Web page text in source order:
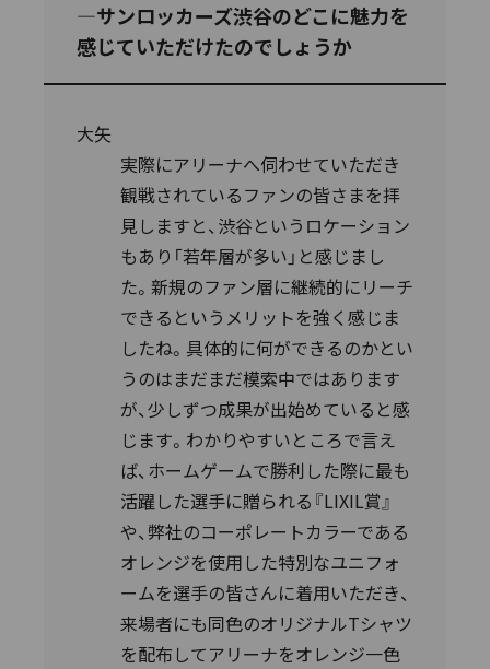
―サンロッカーズ渋谷のどこに魅力を
感じていただけたのでしょうか
大矢
実際にアリーナへ伺わせていただき
観戦されているファンの皆さまを拝
見しますと、渋谷というロケーション
もあり「若年層が多い」と感じまし
た。新規のファン層に継続的にリーチ
できるというメリットを強く感じま
したね。具体的に何ができるのかとい
うのはまだまだ模索中ではあります
が、少しずつ成果が出始めていると感
じます。わかりやすいところで言え
ば、ホームゲームで勝利した際に最も
活躍した選手に贈られる『LIXIL賞』
や、弊社のコーポレートカラーである
オレンジを使用した特別なユニフォ
ームを選手の皆さんに着用いただき、
来場者にも同色のオリジナルTシャツ
を配布してアリーナをオレンジ一色